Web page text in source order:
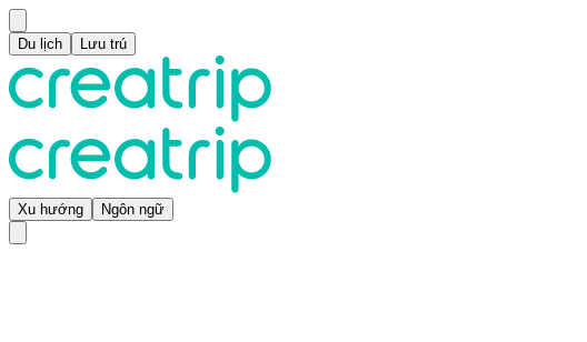
Du lịch Lưu trú
Xu hướng Ngôn ngữ